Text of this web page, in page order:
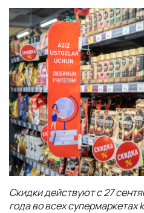
Скидки действуют с 27
года во всех супермаркетах